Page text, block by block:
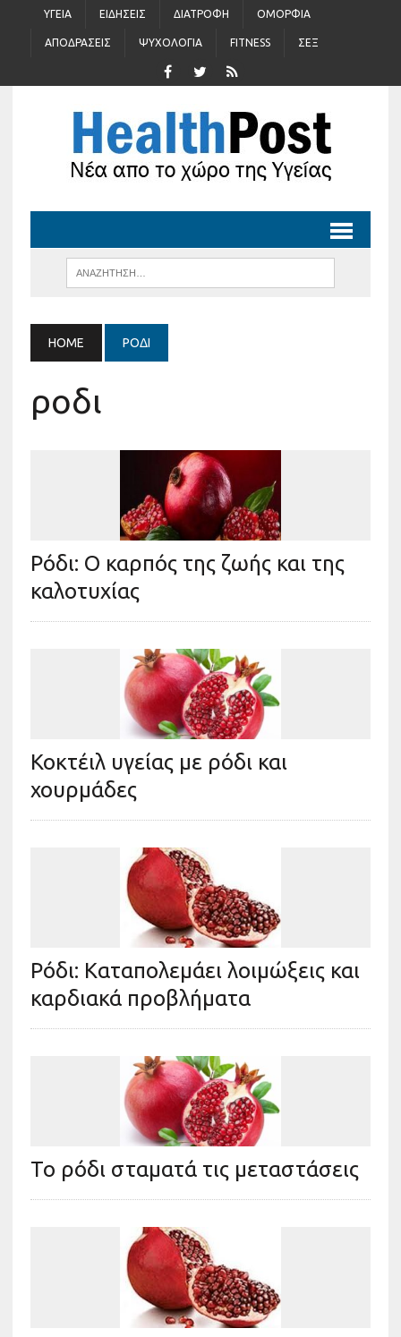
ΥΓΕΊΑ ΕΙΔΉΣΕΙΣ ΔΙΑΤΡΟΦΉ ΟΜΟΡΦΙΆ
ΑΠΟΔΡΆΣΕΙΣ ΨΥΧΟΛΟΓΊΑ FITNESS ΣΈΞ
HOME ΡΟΔΙ
ροδι
Ρόδι: Ο καρπός της ζωής και της
καλοτυχίας
Κοκτέιλ υγείας με ρόδι και
χουρμάδες
Ρόδι: Καταπολεμάει λοιμώξεις και
καρδιακά προβλήματα
Το ρόδι σταματά τις μεταστάσεις